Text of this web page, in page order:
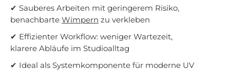
✔ Sauberes Arbeiten mit geringerem Risiko,
benachbarte Wimpern zu verkleben
✔ Effizienter Workflow: weniger Wartezeit,
klarere Abläufe im Studioalltag
✔ Ideal als Systemkomponente für moderne UV